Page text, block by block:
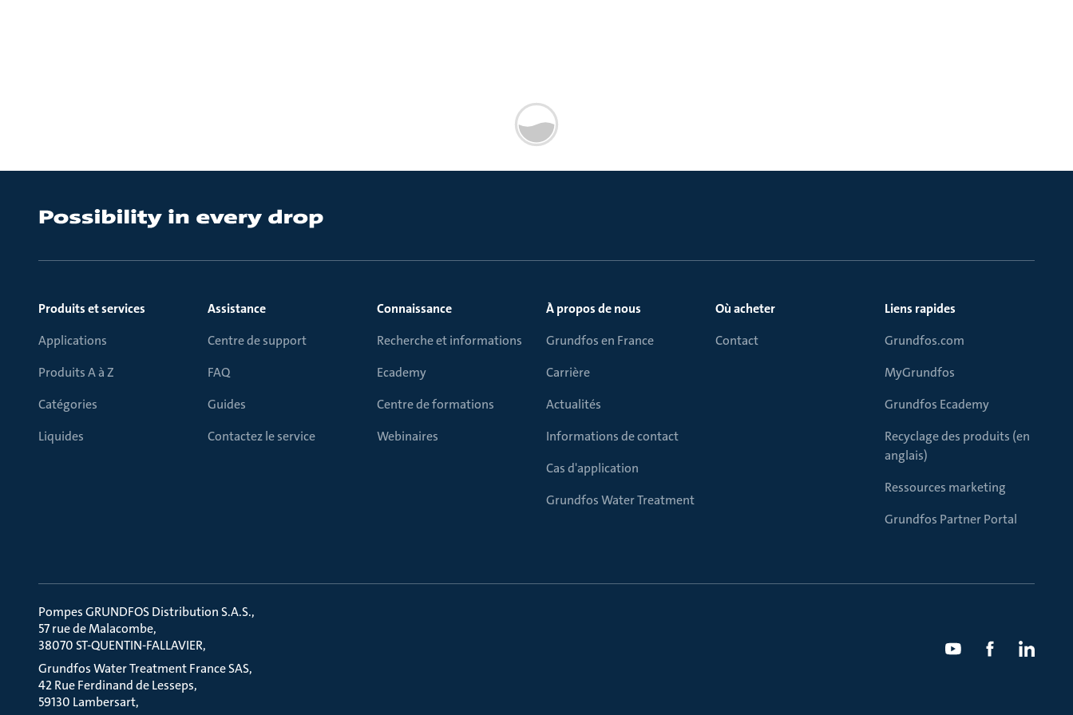
Produits et services
Applications
Produits A à Z
Catégories
Liquides
Assistance
Centre de support
FAQ
Guides
Contactez le service
Connaissance
Recherche et informations
Ecademy
Centre de formations
Webinaires
À propos de nous
Grundfos en France
Carrière
Actualités
Informations de contact
Cas d'application
Grundfos Water Treatment
Où acheter
Contact
Liens rapides
Grundfos.com
MyGrundfos
Grundfos Ecademy
Recyclage des produits (en
anglais)
Ressources marketing
Grundfos Partner Portal
Pompes GRUNDFOS Distribution S.A.S.
57 rue de Malacombe
38070 ST-QUENTIN-FALLAVIER
Grundfos Water Treatment France SAS
42 Rue Ferdinand de Lesseps
59130 Lambersart